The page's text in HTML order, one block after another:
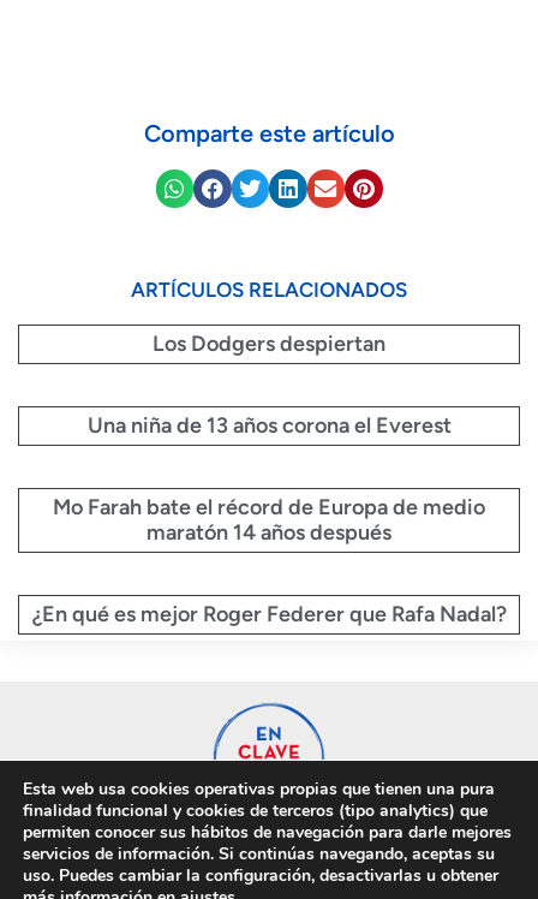
Comparte este artículo
ARTÍCULOS RELACIONADOS
Los Dodgers despiertan
Una niña de 13 años corona el Everest
Mo Farah bate el récord de Europa de medio
maratón 14 años después
¿En qué es mejor Roger Federer que Rafa Nadal?
Privacidad Cookies
Esta web usa cookies operativas propias que tienen una pura
finalidad funcional y cookies de terceros (tipo analytics) que
permiten conocer sus hábitos de navegación para darle mejores
servicios de información. Si continúas navegando, aceptas su
uso. Puedes cambiar la configuración, desactivarlas u obtener